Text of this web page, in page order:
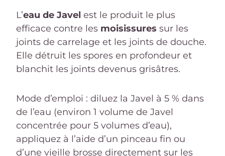
L’eau de Javel est le produit le plus
efficace contre les moisissures sur les
joints de carrelage et les joints de douche.
Elle détruit les spores en profondeur et
blanchit les joints devenus grisâtres.
Mode d’emploi : diluez la Javel à 5 % dans
de l’eau (environ 1 volume de Javel
concentrée pour 5 volumes d’eau),
appliquez à l’aide d’un pinceau fin ou
d’une vieille brosse directement sur les